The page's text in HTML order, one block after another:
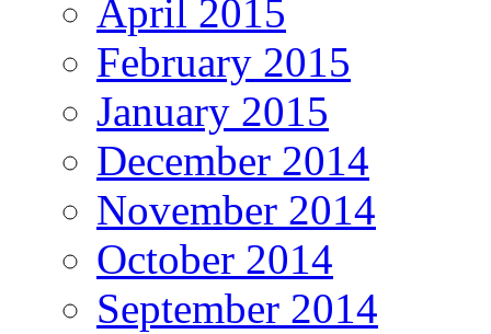
April 2015
February 2015
January 2015
December 2014
November 2014
October 2014
September 2014